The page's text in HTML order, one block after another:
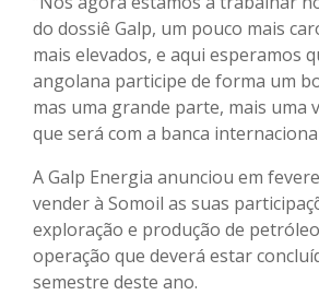
do dossiê Galp, um pouco mais
mais elevados, e aqui esperamos
angolana participe de forma um
mas uma grande parte, mais uma
que será com a banca
A Galp Energia anunciou em
vender à Somoil as suas
exploração e produção de
operação que deverá estar
semestre deste ano.